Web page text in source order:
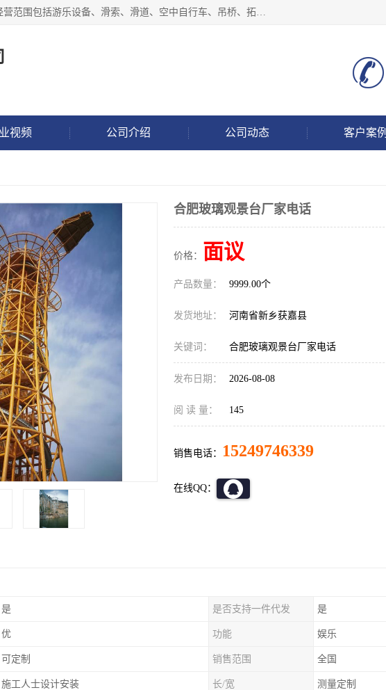
新乡市鑫豫游乐设备有限公司成立于2018年，注册地位于河南省。经营范围包括游乐设备、滑索、滑道、空中自行车、吊桥、拓展器材、攀岩器材、趣桥、悬崖秋千、网红桥、儿童乐园设备、水上乐园设备、丛林穿越设备、音乐呐喊设备、轨道滑车、栈道、玻璃滑道、观景平台、景观包装的设计、制造、销售、安装、维修，景区策划服务。
视频 公司介绍 公司动态 客户案例
合肥玻璃观景台厂家电话
价格： 面议
产品数量： 9999.00个
发货地址： 河南省新乡获嘉县
关键词： 合肥玻璃观景台厂家电话
发布日期： 2026-08-08
阅 读 量： 145
销售电话： 15249746339
在线QQ：
是 是否支持一件代发 是
优 功能 娱乐
可定制 销售范围 全国
施工人士设计安装 长/宽 测量定制